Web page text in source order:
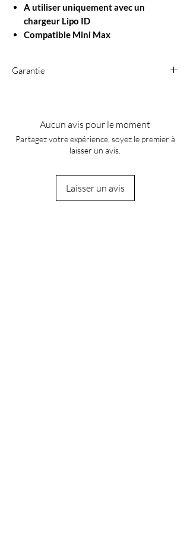
A utiliser uniquement avec un
chargeur Lipo ID
Compatible Mini Max
Garantie
batterie ne soit pas endommagée et
retournée avec son emballage d’origine et
une preuve d’achat.
Aucun avis pour le moment
Partagez votre expérience, soyez le premier à
laisser un avis.
Laisser un avis